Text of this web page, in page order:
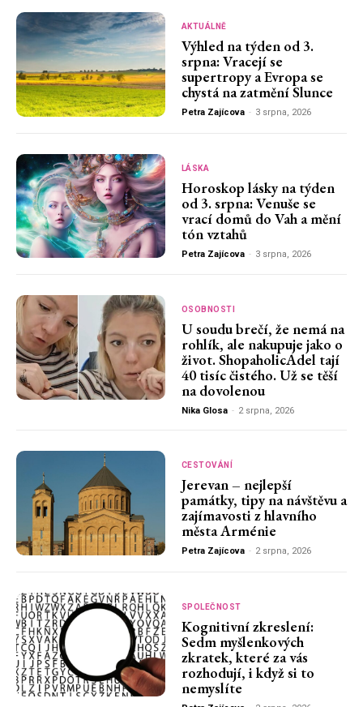
AKTUÁLNĚ
Výhled na týden od 3.
srpna: Vracejí se
supertropy a Evropa se
chystá na zatmění Slunce
Petra Zajícova - 3 srpna, 2026
LÁSKA
Horoskop lásky na týden
od 3. srpna: Venuše se
vrací domů do Vah a mění
tón vztahů
Petra Zajícova - 3 srpna, 2026
OSOBNOSTI
U soudu brečí, že nemá na
rohlík, ale nakupuje jako o
život. ShopaholicAdel tají
40 tisíc čistého. Už se těší
na dovolenou
Nika Glosa - 2 srpna, 2026
CESTOVÁNÍ
Jerevan – nejlepší
památky, tipy na návštěvu a
zajímavosti z hlavního
města Arménie
Petra Zajícova - 2 srpna, 2026
SPOLEČNOST
Kognitivní zkreslení:
Sedm myšlenkových
zkratek, které za vás
rozhodují, i když si to
nemyslíte